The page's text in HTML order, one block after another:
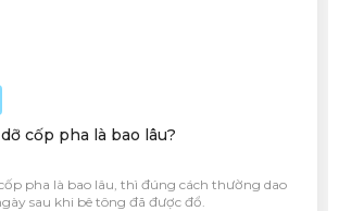
cốp pha là bao lâu?
pha là bao lâu, thì​ đúng cách thường dao
sau khi bê tông đã được đổ.